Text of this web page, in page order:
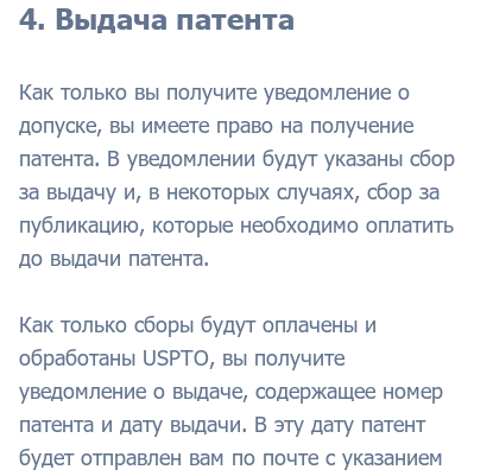
4. Выдача патента
Как только вы получите уведомление о
допуске, вы имеете право на получение
патента. В уведомлении будут указаны сбор
за выдачу и, в некоторых случаях, сбор за
публикацию, которые необходимо оплатить
до выдачи патента.
Как только сборы будут оплачены и
обработаны USPTO, вы получите
уведомление о выдаче, содержащее номер
патента и дату выдачи. В эту дату патент
будет отправлен вам по почте с указанием